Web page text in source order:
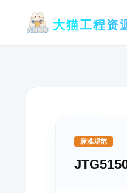
大猫工程资
标准规范